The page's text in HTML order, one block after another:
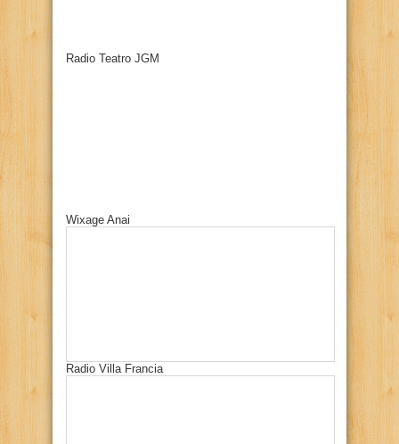
Radio Teatro JGM
Wixage Anai
Radio Villa Francia